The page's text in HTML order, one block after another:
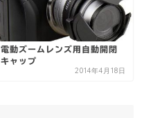
電動ズームレンズ用自動開閉
キャップ
2014年4月18日